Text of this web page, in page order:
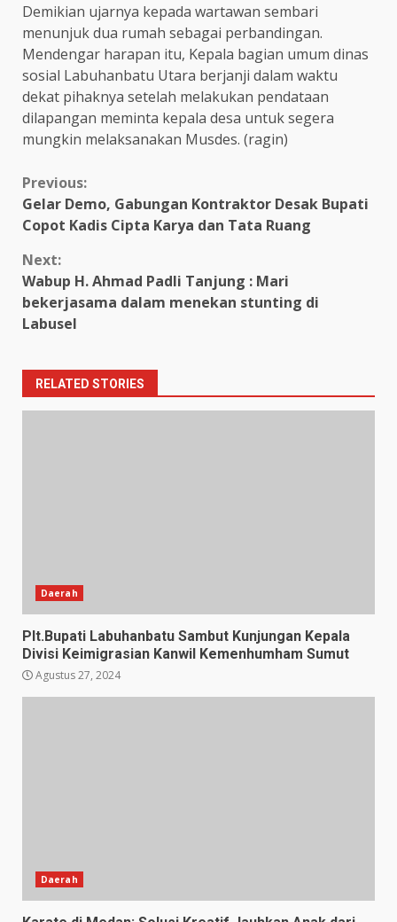
Demikian ujarnya kepada wartawan sembari
menunjuk dua rumah sebagai perbandingan.
Mendengar harapan itu, Kepala bagian umum dinas
sosial Labuhanbatu Utara berjanji dalam waktu
dekat pihaknya setelah melakukan pendataan
dilapangan meminta kepala desa untuk segera
mungkin melaksanakan Musdes. (ragin)
Continue
Reading
Previous:
Gelar Demo, Gabungan Kontraktor Desak Bupati
Copot Kadis Cipta Karya dan Tata Ruang
Next:
Wabup H. Ahmad Padli Tanjung : Mari
bekerjasama dalam menekan stunting di
Labusel
RELATED STORIES
Daerah
Plt.Bupati Labuhanbatu Sambut Kunjungan Kepala
Divisi Keimigrasian Kanwil Kemenhumham Sumut
Agustus 27, 2024
Daerah